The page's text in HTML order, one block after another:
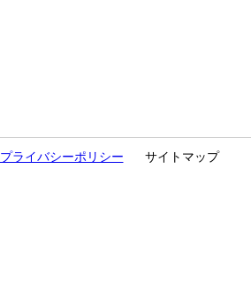
プライバシーポリシー サイトマップ